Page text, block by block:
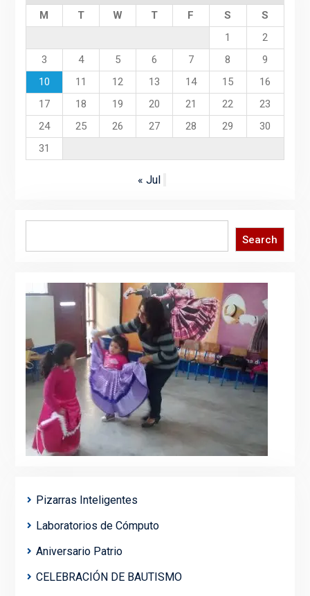
M T W T F S
S
1
2
3
4 5 6 7 8
9
10
11 12 13 14 15
16
17
18 19 20 21 22
23
24
25 26 27 28 29
30
31
« Jul
Search
Pizarras Inteligentes
Laboratorios de Cómputo
Aniversario Patrio
CELEBRACIÓN DE BAUTISMO